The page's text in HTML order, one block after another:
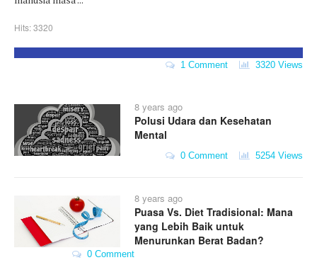
Hits: 3320
1 Comment 3320 Views
8 years ago
Polusi Udara dan Kesehatan
Mental
0 Comment 5254 Views
8 years ago
Puasa Vs. Diet Tradisional: Mana
yang Lebih Baik untuk
Menurunkan Berat Badan?
0 Comment